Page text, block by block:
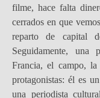
filme, hace falta
cerrados en que
reparto de capital
Seguidamente,
Francia, el campo,
protagonistas: él es
una periodista